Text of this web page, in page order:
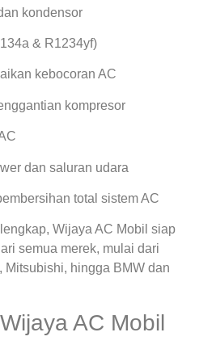
kondensor
& R1234yf)
kebocoran AC
kompresor
dan saluran udara
total sistem AC
Wijaya AC Mobil siap
semua merek, mulai dari
Mitsubishi, hingga BMW dan
AC Mobil